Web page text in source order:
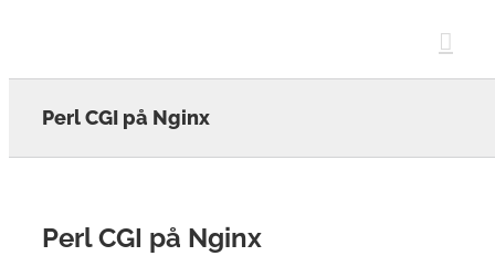
Perl CGI på Nginx
Perl CGI på Nginx